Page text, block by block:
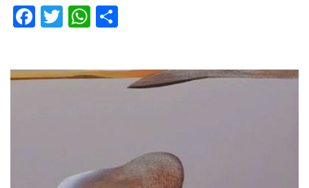
Facebook
TwitterWhatsApp